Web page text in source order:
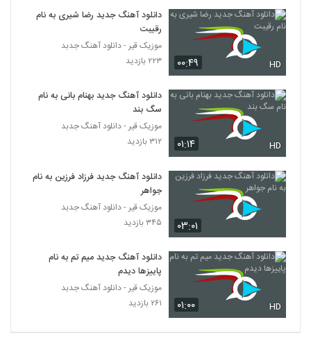
میلاد فلاح آهنگ خودتی فرشته
5361
آهنگ کامران مولایی بنام آغوش ویرونه
دانلود آهنگ دل دل نکن از علیرضا قرینه
۲۴۳ بازدید
آهنگ مسند بنام وابده
5364
آهنگ رضا ثابتی بنام مهم نیست
5365
دانلود آهنگ سام حالم بده
۰۰:۴۹ HD
دانلود آهنگ جدید رضا شیری به نام
رقیبت
موزیک قیر - دانلود آهنگ جدبد
۲۲۳ بازدید
۰۱:۱۴ HD
دانلود آهنگ جدید بهنام بانی به نام
سگ بند
موزیک قیر - دانلود آهنگ جدبد
۳۱۲ بازدید
۰۳:۰۱
دانلود آهنگ جدید فرزاد فرزین به نام
جواهر
موزیک قیر - دانلود آهنگ جدبد
۳۴۵ بازدید
۰۱:۰۰ HD
دانلود آهنگ جدید میم تم به نام
پاییزها دیدم
موزیک قیر - دانلود آهنگ جدبد
۲۶۱ بازدید